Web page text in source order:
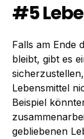
#5
Falls am Ende
bleibt, gibt es
Lebensmittel
Beispiel
gebliebenen